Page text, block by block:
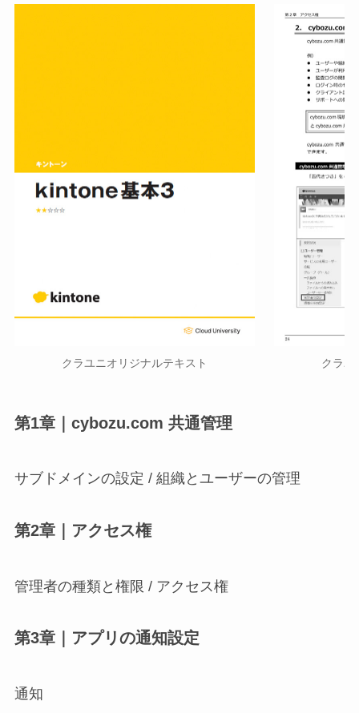
クラユニオリジナルテキスト クラユ
第1章｜cybozu.com 共通管理
サブドメインの設定 / 組織とユーザーの管理
第2章｜アクセス権
管理者の種類と権限 / アクセス権
第3章｜アプリの通知設定
通知